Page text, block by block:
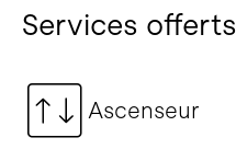
Services offerts
Ascenseur